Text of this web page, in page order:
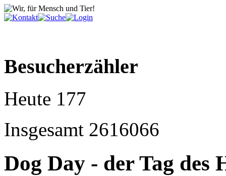
Besucherzähler
Heute 177
Insgesamt 2616066
Dog Day - der Tag des